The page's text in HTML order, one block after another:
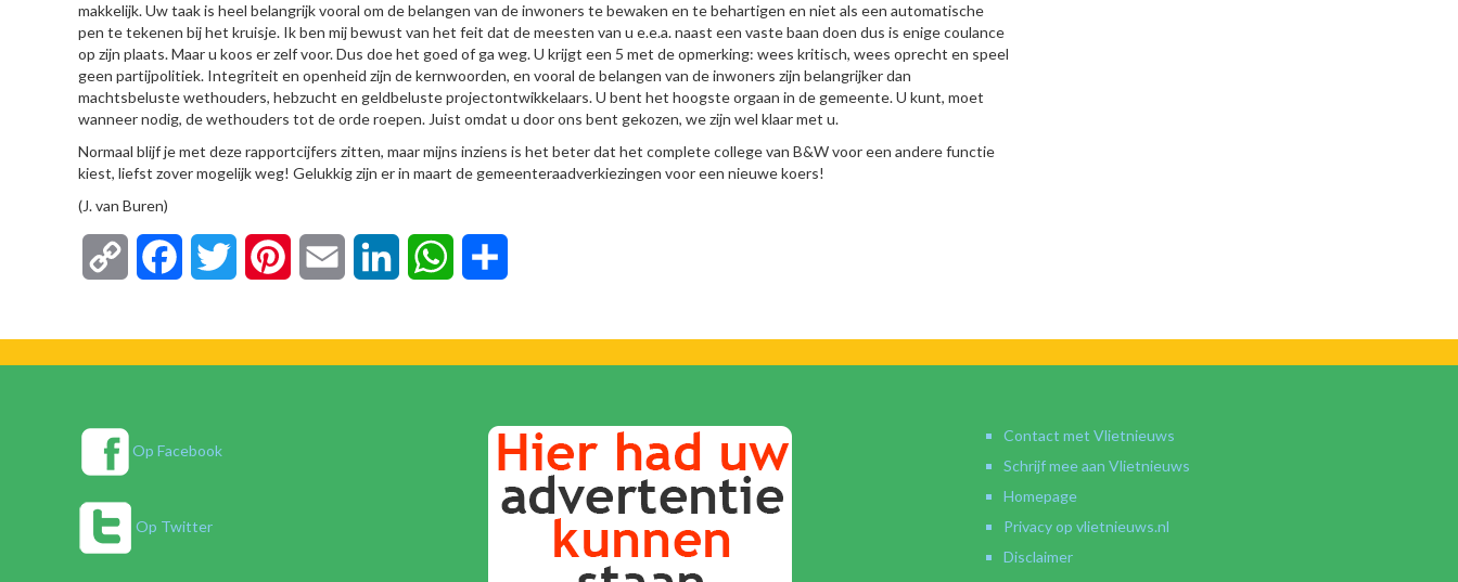
makkelijk. Uw taak is heel belangrijk vooral om de belangen van de inwoners te bewaken en te behartigen en niet als een automatische
pen te tekenen bij het kruisje. Ik ben mij bewust van het feit dat de meesten van u e.e.a. naast een vaste baan doen dus is enige coulance
op zijn plaats. Maar u koos er zelf voor. Dus doe het goed of ga weg. U krijgt een 5 met de opmerking: wees kritisch, wees oprecht en speel
geen partijpolitiek. Integriteit en openheid zijn de kernwoorden, en vooral de belangen van de inwoners zijn belangrijker dan
machtsbeluste wethouders, hebzucht en geldbeluste projectontwikkelaars. U bent het hoogste orgaan in de gemeente. U kunt, moet
wanneer nodig, de wethouders tot de orde roepen. Juist omdat u door ons bent gekozen, we zijn wel klaar met u.
Normaal blijf je met deze rapportcijfers zitten, maar mijns inziens is het beter dat het complete college van B&W voor een andere functie
kiest, liefst zover mogelijk weg! Gelukkig zijn er in maart de gemeenteraadverkiezingen voor een nieuwe koers!
(J. van Buren)
Copy FacebookTwitter Pinterest Email LinkedIn WhatsApp
Op Facebook
Op Twitter
Contact met Vlietnieuws
Schrijf mee aan Vlietnieuws
Homepage
Privacy op vlietnieuws.nl
Disclaimer